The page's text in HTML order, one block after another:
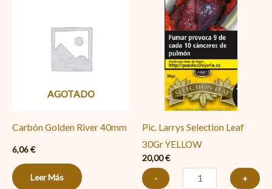
AGOTADO
Carbón Golden River 40mm
6,06€
Leer Más
Pic. Larrys Selection Leaf
30Gr YELLOW
20,00€
-
Larrys
Selection
Leaf
30Gr
YELLOW
cantidad
+